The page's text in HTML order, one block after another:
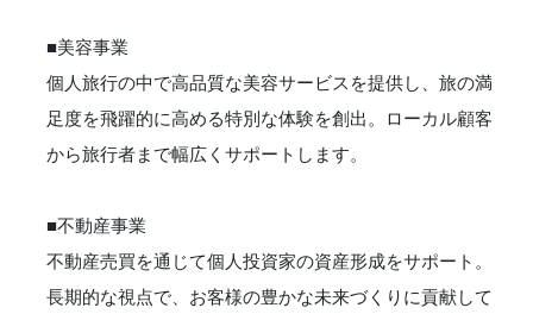
■美容事業
個人旅行の中で高品質な美容サービスを提供し、旅の満
足度を飛躍的に高める特別な体験を創出。ローカル顧客
から旅行者まで幅広くサポートします。
■不動産事業
不動産売買を通じて個人投資家の資産形成をサポート。
長期的な視点で、お客様の豊かな未来づくりに貢献して